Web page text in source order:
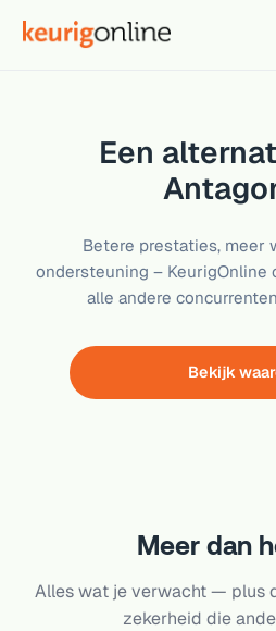
Hosting & servers
Domeinnaam
Ondersteuning
Support & kennisbank
Ontdek
Blog & tools
Een
Betere prestaties, meer
ondersteuning – KeurigOnline
alle andere
Bekijk
Meer dan
Alles wat je verwacht — plus
zekerheid die